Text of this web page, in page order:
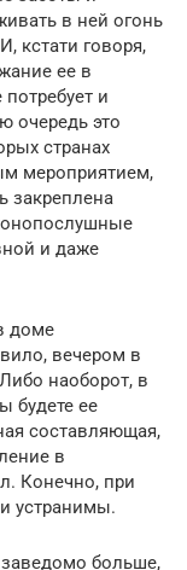
в ней огонь
кстати говоря,
ее в
и
очередь это
странах
мероприятием,
закреплена
и даже
доме
вечером в
наоборот, в
будете ее
составляющая,
в
Конечно, при
устранимы.
больше,